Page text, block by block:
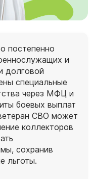
постепенно
и
долговой
специальные
через МФЦ и
боевых выплат
СВО может
коллекторов
сохранив
льготы.